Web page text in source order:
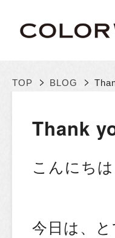
TOP > BLOG >
Thank
こんにちは
今日は、